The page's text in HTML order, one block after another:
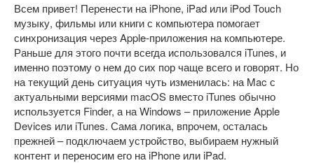
Всем привет! Перенести на iPhone, iPad или iPod Touch
музыку, фильмы или книги с компьютера помогает
синхронизация через Apple-приложения на компьютере.
Раньше для этого почти всегда использовался iTunes, и
именно поэтому о нем до сих пор чаще всего и говорят. Но
на текущий день ситуация чуть изменилась: на Mac с
актуальными версиями macOS вместо iTunes обычно
используется Finder, а на Windows – приложение Apple
Devices или iTunes. Сама логика, впрочем, осталась
прежней – подключаем устройство, выбираем нужный
контент и переносим его на iPhone или iPad.